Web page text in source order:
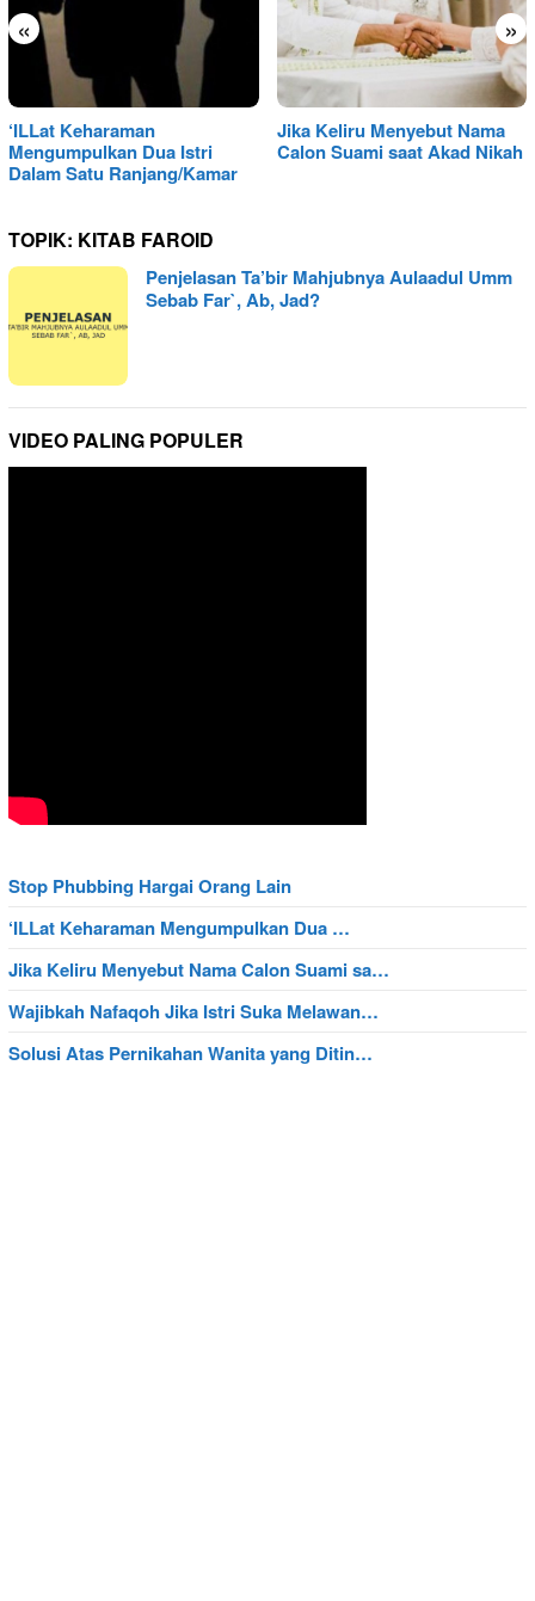
« »
‘ILLat Keharaman
Mengumpulkan Dua Istri
Dalam Satu Ranjang/Kamar
Jika Keliru Menyebut Nama
Calon Suami saat Akad Nikah
TOPIK: KITAB FAROID
Penjelasan Ta’bir Mahjubnya Aulaadul Umm
Sebab Far`, Ab, Jad?
VIDEO PALING POPULER
Stop Phubbing Hargai Orang Lain
‘ILLat Keharaman Mengumpulkan Dua …
Jika Keliru Menyebut Nama Calon Suami sa…
Wajibkah Nafaqoh Jika Istri Suka Melawan…
Solusi Atas Pernikahan Wanita yang Ditin…